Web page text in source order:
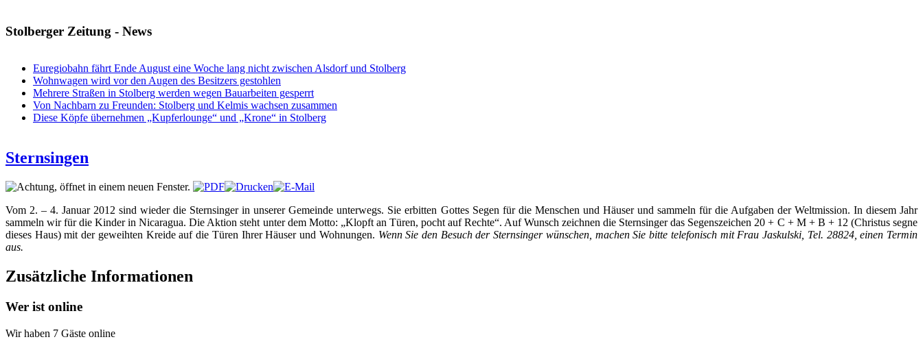
Stolberger Zeitung - News
Euregiobahn fährt Ende August eine Woche lang nicht zwischen Alsdorf und Stolberg
Wohnwagen wird vor den Augen des Besitzers gestohlen
Mehrere Straßen in Stolberg werden wegen Bauarbeiten gesperrt
Von Nachbarn zu Freunden: Stolberg und Kelmis wachsen zusammen
Diese Köpfe übernehmen „Kupferlounge“ und „Krone“ in Stolberg
Sternsingen
Vom 2. – 4. Januar 2012 sind wieder die Sternsinger in unserer Gemeinde unterwegs. Sie erbitten Gottes Segen für die Menschen und Häuser und sammeln für die Aufgaben der Weltmission. In diesem Jahr
sammeln wir für die Kinder in Nicaragua. Die Aktion steht unter dem Motto: „Klopft an Türen, pocht auf Rechte“. Auf Wunsch zeichnen die Sternsinger das Segenszeichen 20 + C + M + B + 12 (Christus segne
dieses Haus) mit der geweihten Kreide auf die Türen Ihrer Häuser und Wohnungen. Wenn Sie den Besuch der Sternsinger wünschen, machen Sie bitte telefonisch mit Frau Jaskulski, Tel. 28824, einen Termin
aus.
Zusätzliche Informationen
Wer ist online
Wir haben 7 Gäste online